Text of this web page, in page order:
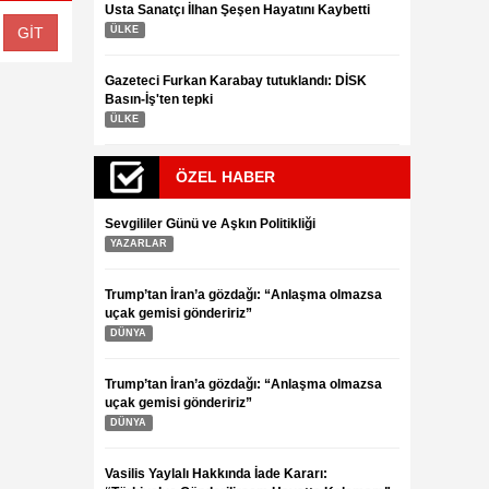
Usta Sanatçı İlhan Şeşen Hayatını Kaybetti
ÜLKE
Gazeteci Furkan Karabay tutuklandı: DİSK
Basın-İş'ten tepki
ÜLKE
ÖZEL HABER
Sevgililer Günü ve Aşkın Politikliği
YAZARLAR
Trump’tan İran’a gözdağı: “Anlaşma olmazsa
uçak gemisi göndeririz”
DÜNYA
Trump’tan İran’a gözdağı: “Anlaşma olmazsa
uçak gemisi göndeririz”
DÜNYA
Vasilis Yaylalı Hakkında İade Kararı: